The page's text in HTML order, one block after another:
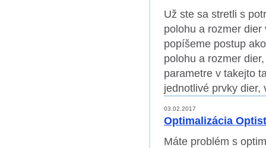
Už ste sa stretli s
polohu a rozmer
popíšeme postup
polohu a rozmer
parametre v takejto
jednotlivé prvky dier,
03.02.2017
Optimalizácia
Máte problém s